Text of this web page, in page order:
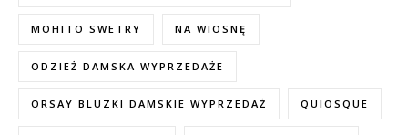
MOHITO SWETRY NA WIOSNĘ
ODZIEŻ DAMSKA WYPRZEDAŻE
ORSAY BLUZKI DAMSKIE WYPRZEDAŻ QUIOSQUE